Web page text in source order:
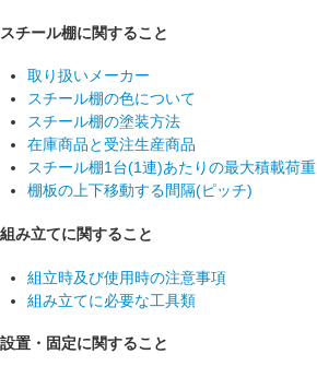
スチール棚に関すること
取り扱いメーカー
スチール棚の色について
スチール棚の塗装方法
在庫商品と受注生産商品
スチール棚1台(1連)あたりの最大積載荷重
棚板の上下移動する間隔(ピッチ)
組み立てに関すること
組立時及び使用時の注意事項
組み立てに必要な工具類
設置・固定に関すること